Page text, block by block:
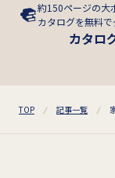
約150ページの大
カタログを無料
カタロ
TOP 記事一覧